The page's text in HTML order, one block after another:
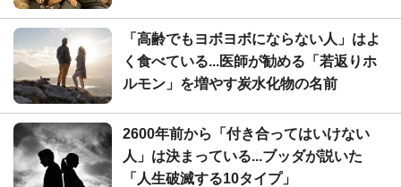
「高齢でもヨボヨボにならない人」はよ
く食べている...医師が勧める「若返りホ
ルモン」を増やす炭水化物の名前
2600年前から「付き合ってはいけない
人」は決まっている...ブッダが説いた
「人生破滅する10タイプ」